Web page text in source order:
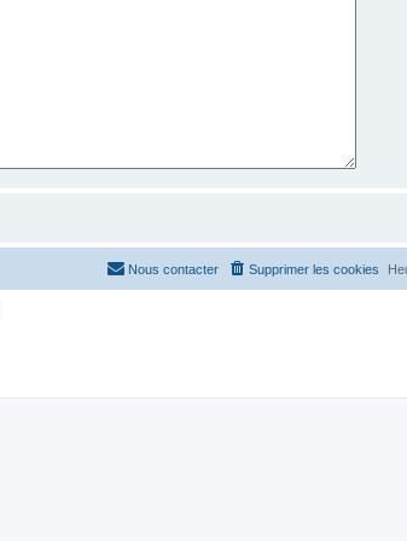
Supprimer les cookies
Nous contacter